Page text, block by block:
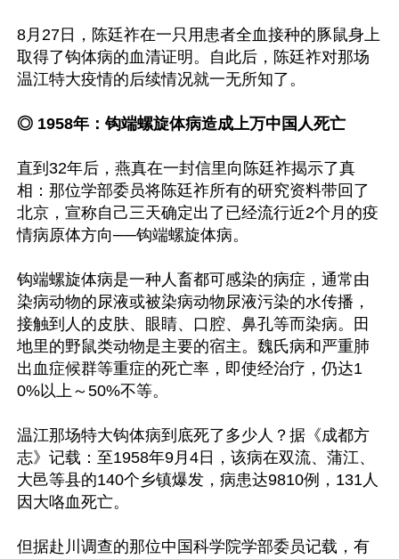
8月27日，陈廷祚在一只用患者全血接种的豚鼠身上
取得了钩体病的血清证明。自此后，陈廷祚对那场
温江特大疫情的后续情况就一无所知了。
◎ 1958年：钩端螺旋体病造成上万中国人死亡
直到32年后，燕真在一封信里向陈廷祚揭示了真
相：那位学部委员将陈廷祚所有的研究资料带回了
北京，宣称自己三天确定出了已经流行近2个月的疫
情病原体方向──钩端螺旋体病。
钩端螺旋体病是一种人畜都可感染的病症，通常由
染病动物的尿液或被染病动物尿液污染的水传播，
接触到人的皮肤、眼睛、口腔、鼻孔等而染病。田
地里的野鼠类动物是主要的宿主。魏氏病和严重肺
出血症候群等重症的死亡率，即使经治疗，仍达1
0%以上～50%不等。
温江那场特大钩体病到底死了多少人？据《成都方
志》记载：至1958年9月4日，该病在双流、蒲江、
大邑等县的140个乡镇爆发，病患达9810例，131人
因大咯血死亡。
但据赴川调查的那位中国科学院学部委员记载，有